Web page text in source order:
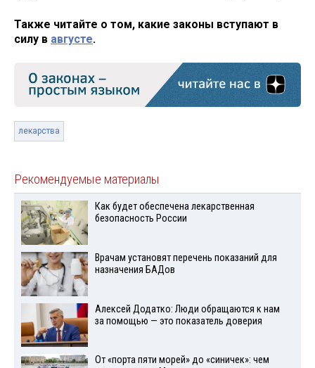
Также читайте о том, какие законы вступают в
силу в августе.
лекарства
Рекомендуемые материалы
Как будет обеспечена лекарственная
безопасность России
Врачам установят перечень показаний для
назначения БАДов
Алексей Додатко: Люди обращаются к нам
за помощью — это показатель доверия
От «порта пяти морей» до «синичек»: чем